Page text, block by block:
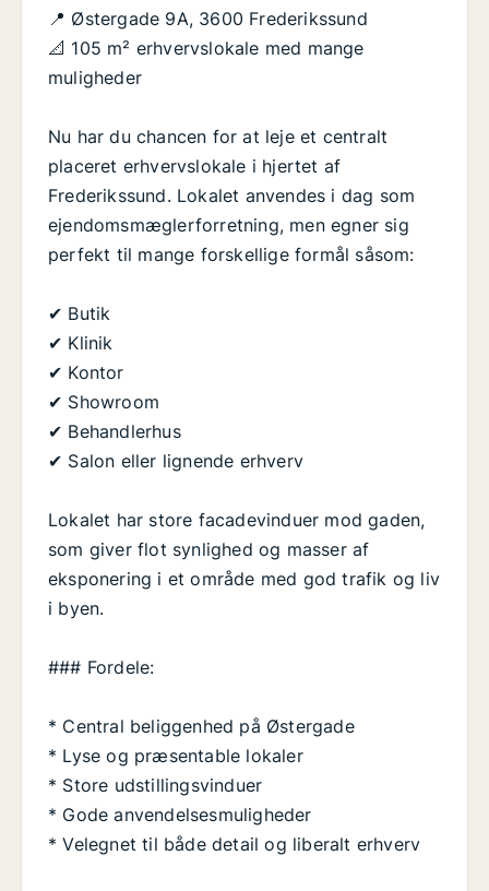
📍 Østergade 9A, 3600 Frederikssund
📐 105 m² erhvervslokale med mange
muligheder
Nu har du chancen for at leje et centralt
placeret erhvervslokale i hjertet af
Frederikssund. Lokalet anvendes i dag som
ejendomsmæglerforretning, men egner sig
perfekt til mange forskellige formål såsom:
✔ Butik
✔ Klinik
✔ Kontor
✔ Showroom
✔ Behandlerhus
✔ Salon eller lignende erhverv
Lokalet har store facadevinduer mod gaden,
som giver flot synlighed og masser af
eksponering i et område med god trafik og liv
i byen.
### Fordele:
* Central beliggenhed på Østergade
* Lyse og præsentable lokaler
* Store udstillingsvinduer
* Gode anvendelsesmuligheder
* Velegnet til både detail og liberalt erhverv